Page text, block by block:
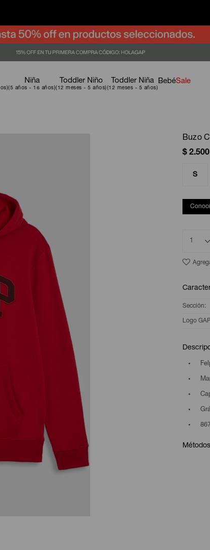
Niña Toddler Niño Toddler Niña BebéSale
Buzo
$ 2.500
S
1
Sección
Logo